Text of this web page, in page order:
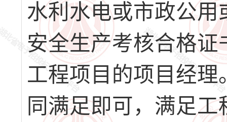
水利水电或市政公
安全生产考核合格
工程项目的项目经
同满足即可，满足